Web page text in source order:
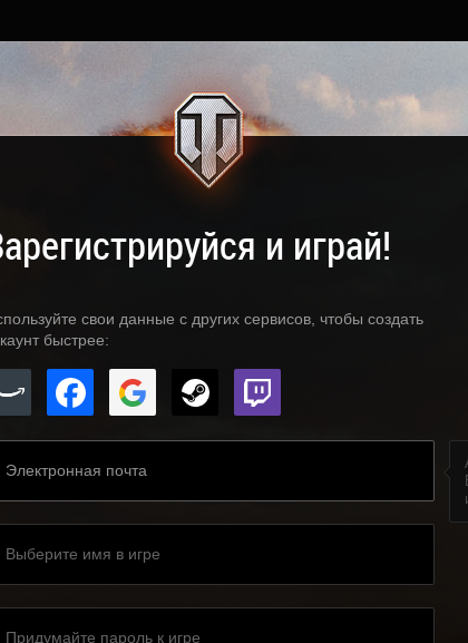
и играй!
свои данные с других сервисов, чтобы создать
быстрее: